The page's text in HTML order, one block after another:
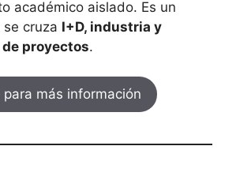
académico aislado. Es un
cruza I+D, industria y
proyectos.
para más información